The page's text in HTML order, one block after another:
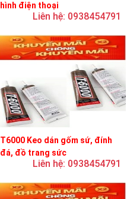
hình điện thoại
Liên hệ: 0938454791
T6000 Keo dán gốm sứ, đính
đá, đồ trang sức
Liên hệ: 0938454791